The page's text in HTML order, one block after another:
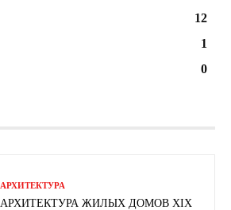
12
1
0
АРХИТЕКТУРА
АРХИТЕКТУРА ЖИЛЫХ ДОМОВ XIX